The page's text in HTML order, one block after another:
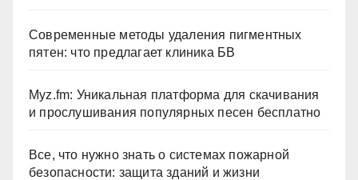
Современные методы удаления пигментных
пятен: что предлагает клиника БВ
Myz.fm: Уникальная платформа для скачивания
и прослушивания популярных песен бесплатно
Все, что нужно знать о системах пожарной
безопасности: защита зданий и жизни